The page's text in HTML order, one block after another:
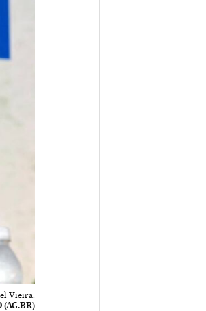
Vieira.
(AG.BR)